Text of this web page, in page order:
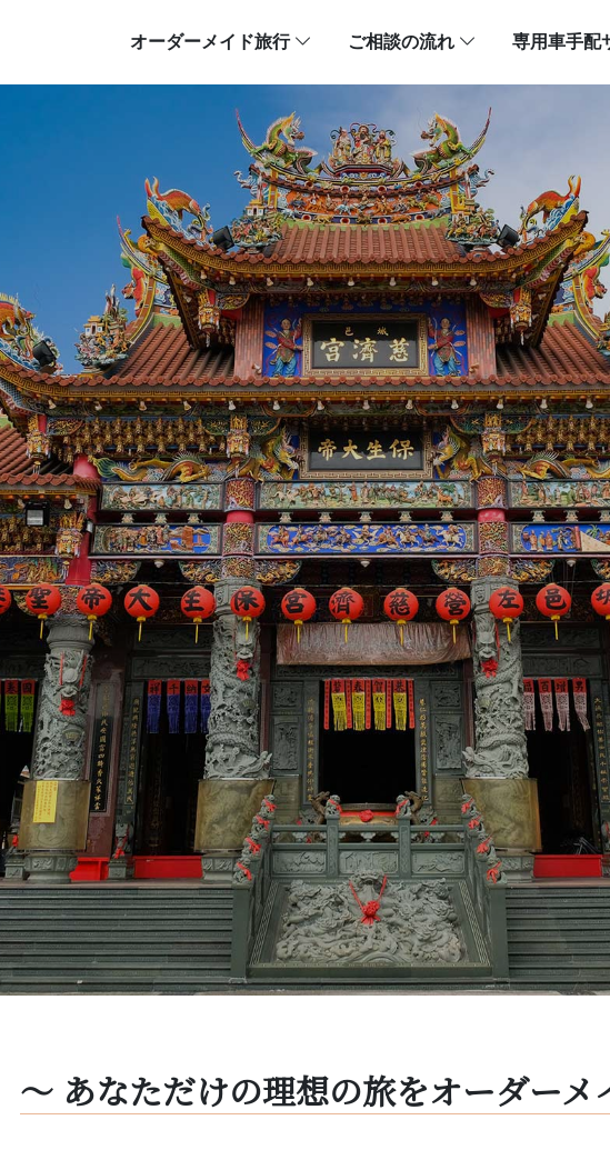
オーダーメイド旅行 ご相談の流れ 専用車手配
～ あなただけの理想の旅をオーダー